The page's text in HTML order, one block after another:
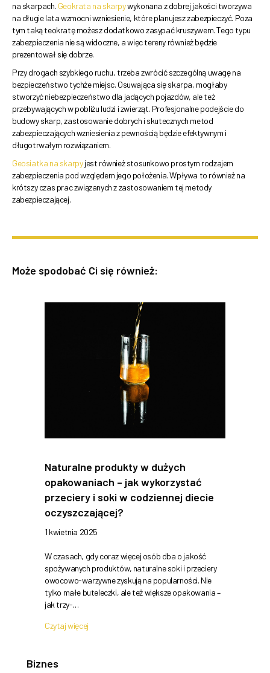
na skarpach. Geokrata na skarpywykonana z dobrej jakości tworzywa
na długie lata wzmocni wzniesienie, które planujesz zabezpieczyć. Poza
tym taką teokratę możesz dodatkowo zasypać kruszywem. Tego typu
zabezpieczenia nie są widoczne, a więc tereny również będzie
prezentował się dobrze.
Przy drogach szybkiego ruchu, trzeba zwrócić szczególną uwagę na
bezpieczeństwo tychże miejsc. Osuwająca się skarpa, mogłaby
stworzyć niebezpieczeństwo dla jadących pojazdów, ale też
przebywających w pobliżu ludzi i zwierząt. Profesjonalne podejście do
budowy skarp, zastosowanie dobrych i skutecznych metod
zabezpieczających wzniesienia z pewnością będzie efektywnym i
długotrwałym rozwiązaniem.
Geosiatka na skarpyjest również stosunkowo prostym rodzajem
zabezpieczenia pod względem jego położenia. Wpływa to również na
krótszy czas prac związanych z zastosowaniem tej metody
zabezpieczającej.
Może spodobać Ci się również:
Naturalne produkty w dużych
opakowaniach – jak wykorzystać
przeciery i soki w codziennej diecie
oczyszczającej?
1 kwietnia 2025
W czasach, gdy coraz więcej osób dba o jakość
spożywanych produktów, naturalne soki i przeciery
owocowo-warzywne zyskują na popularności. Nie
tylko małe buteleczki, ale też większe opakowania –
jak trzy-…
Czytaj więcej
Biznes